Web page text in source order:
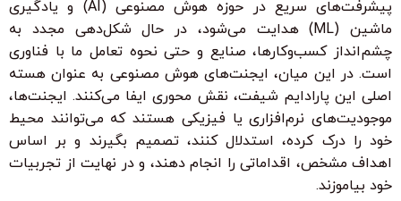
پیشرفت‌های سریع در حوزه هوش مصنوعی (AI) و یادگیری
ماشین (ML) هدایت می‌شود، در حال شکل‌دهی مجدد به
چشم‌انداز کسب‌وکارها، صنایع و حتی نحوه تعامل ما با فناوری
است. در این میان، ایجنت‌های هوش مصنوعی به عنوان هسته
اصلی این پارادایم شیفت، نقش محوری ایفا می‌کنند. ایجنت‌ها،
موجودیت‌های نرم‌افزاری یا فیزیکی هستند که می‌توانند محیط
خود را درک کرده، استدلال کنند، تصمیم بگیرند و بر اساس
اهداف مشخص، اقداماتی را انجام دهند، و در نهایت از تجربیات
خود بیاموزند.